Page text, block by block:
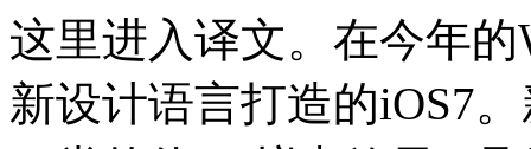
这里进入译文。在今年
新设计语言打造的iOS7